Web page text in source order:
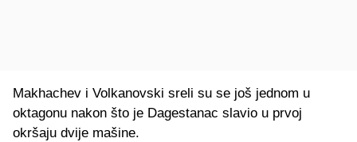
Makhachev i Volkanovski sreli su se još jednom u
oktagonu nakon što je Dagestanac slavio u prvoj
okršaju dvije mašine.